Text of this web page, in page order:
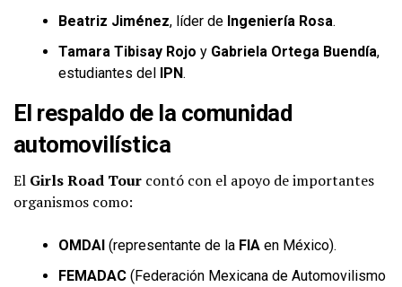
Beatriz Jiménez, líder de Ingeniería Rosa.
Tamara Tibisay Rojo y Gabriela Ortega Buendía,
estudiantes del IPN.
El respaldo de la comunidad
automovilística
El Girls Road Tour contó con el apoyo de importantes
organismos como:
OMDAI (representante de la FIA en México).
FEMADAC (Federación Mexicana de Automovilismo